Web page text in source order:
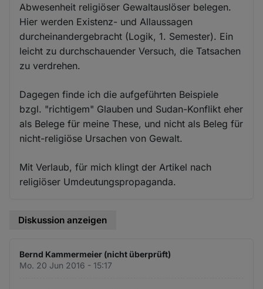
Abwesenheit religiöser Gewaltauslöser belegen.
Hier werden Existenz- und Allaussagen
durcheinandergebracht (Logik, 1. Semester). Ein
leicht zu durchschauender Versuch, die Tatsachen
zu verdrehen.
Dagegen finde ich die aufgeführten Beispiele
bzgl. "richtigem" Glauben und Sudan-Konflikt eher
als Belege für meine These, und nicht als Beleg für
nicht-religiöse Ursachen von Gewalt.
Mit Verlaub, für mich klingt der Artikel nach
religiöser Umdeutungspropaganda.
Diskussion anzeigen
Bernd Kammermeier (nicht überprüft)
Mo. 20 Jun 2016 - 15:17